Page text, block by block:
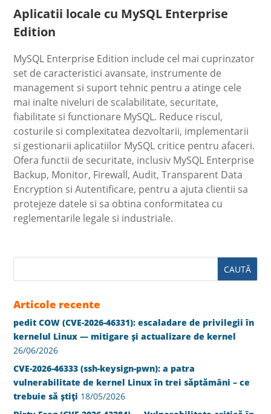
Aplicatii locale cu MySQL Enterprise
Edition
MySQL Enterprise Edition include cel mai cuprinzator
set de caracteristici avansate, instrumente de
management si suport tehnic pentru a atinge cele
mai inalte niveluri de scalabilitate, securitate,
fiabilitate si functionare MySQL. Reduce riscul,
costurile si complexitatea dezvoltarii, implementarii
si gestionarii aplicatiilor MySQL critice pentru afaceri.
Ofera functii de securitate, inclusiv MySQL Enterprise
Backup, Monitor, Firewall, Audit, Transparent Data
Encryption si Autentificare, pentru a ajuta clientii sa
protejeze datele si sa obtina conformitatea cu
reglementarile legale si industriale.
Articole recente
pedit COW (CVE-2026-46331): escaladare de privilegii în
kernelul Linux — mitigare și actualizare de kernel
26/06/2026
CVE-2026-46333 (ssh-keysign-pwn): a patra
vulnerabilitate de kernel Linux în trei săptămâni – ce
trebuie să știți 18/05/2026